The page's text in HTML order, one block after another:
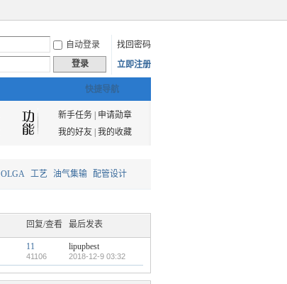
自动登录
找回密码
登录 立即注册
快捷导航
新手任务|
申请勋章
我的好友| 我的收藏
OLGA 工艺 油气集输 配管设计
回复/查看 最后发表
11
41106
lipupbest
2018-12-9 03:32